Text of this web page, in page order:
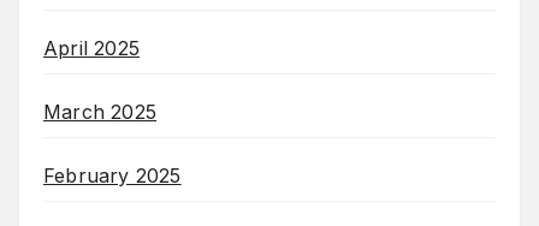
April 2025
March 2025
February 2025